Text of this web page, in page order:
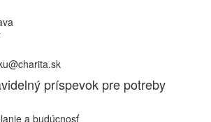
príspevok pre potreby
a budúcnosť